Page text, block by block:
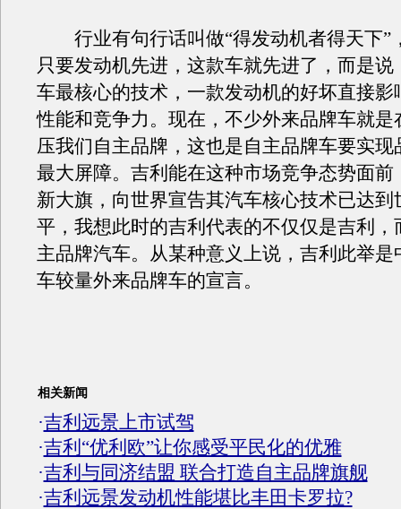
行业有句行话叫做“得发动机者得天下”
只要发动机先进，这款车就先进了，而是说
车最核心的技术，一款发动机的好坏直接影
性能和竞争力。现在，不少外来品牌车就是
压我们自主品牌，这也是自主品牌车要实现
最大屏障。吉利能在这种市场竞争态势面前
新大旗，向世界宣告其汽车核心技术已达到
平，我想此时的吉利代表的不仅仅是吉利，
主品牌汽车。从某种意义上说，吉利此举是
车较量外来品牌车的宣言。
相关新闻
·吉利远景上市试驾
·吉利“优利欧”让你感受平民化的优雅
·吉利与同济结盟 联合打造自主品牌旗舰
·吉利远景发动机性能堪比丰田卡罗拉?